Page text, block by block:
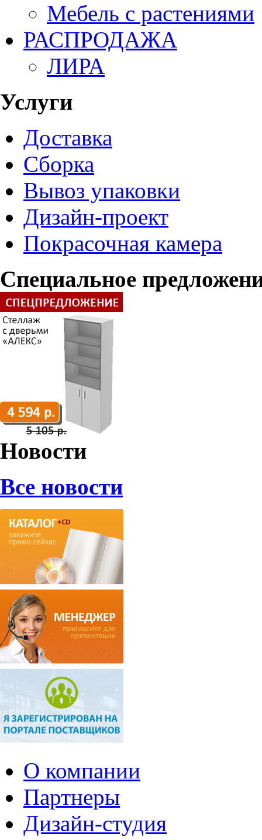
Мебель с растениями
РАСПРОДАЖА
ЛИРА
Услуги
Доставка
Сборка
Вывоз упаковки
Дизайн-проект
Покрасочная камера
Специальное
Новости
Все новости
О компании
Партнеры
Дизайн-студия